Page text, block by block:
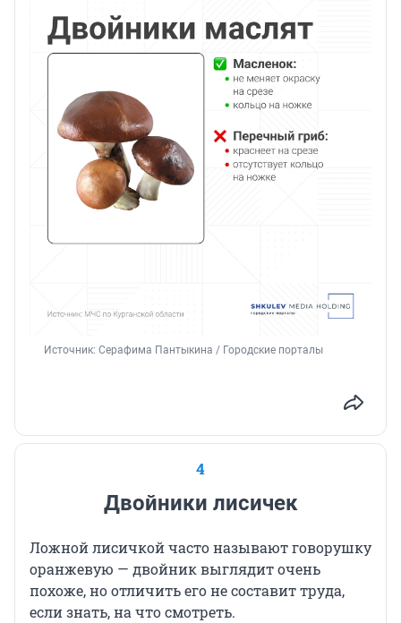
Источник: Серафима Пантыкина / Городские порталы
4
Двойники лисичек
Ложной лисичкой часто называют говорушку
оранжевую — двойник выглядит очень
похоже, но отличить его не составит труда,
если знать, на что смотреть.